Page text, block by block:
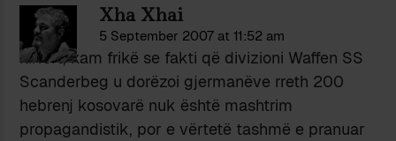
Xha Xhai
5 September 2007 at 11:52 am
Ilirfort, kam frikë se fakti që divizioni Waffen SS
Scanderbeg u dorëzoi gjermanëve rreth 200
hebrenj kosovarë nuk është mashtrim
propagandistik, por e vërtetë tashmë e pranuar